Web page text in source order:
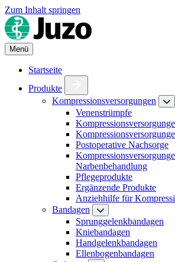
Zum Inhalt springen
Menü
Startseite
Produkte
Kompressionsversorgungen
Venenstrümpfe
Postoperative Nachsorge
Narbenbehandlung
Pflegeprodukte
Ergänzende Produkte
Anziehhilfe für
Bandagen
Sprunggelenkbandagen
Kniebandagen
Handgelenkbandagen
Ellenbogenbandagen